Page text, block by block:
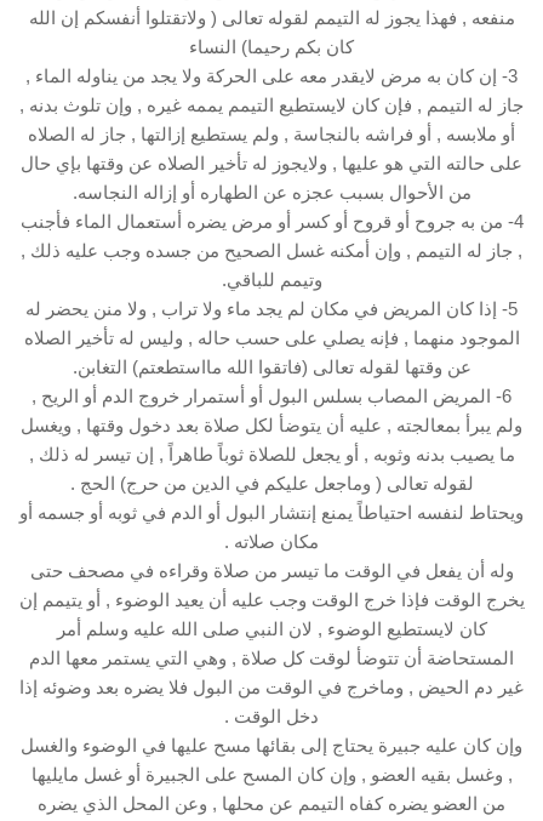
منفعه , فهذا يجوز له التيمم لقوله تعالى ( ولاتقتلوا أنفسكم إن الله
كان بكم رحيما) النساء
3- إن كان به مرض لايقدر معه على الحركة ولا يجد من يناوله الماء ,
جاز له التيمم , فإن كان لايستطيع التيمم يممه غيره , وإن تلوث بدنه ,
أو ملابسه , أو فراشه بالنجاسة , ولم يستطيع إزالتها , جاز له الصلاه
على حالته التي هو عليها , ولايجوز له تأخير الصلاه عن وقتها بإي حال
من الأحوال بسبب عجزه عن الطهاره أو إزاله النجاسه.
4- من به جروح أو قروح أو كسر أو مرض يضره أستعمال الماء فأجنب
, جاز له التيمم , وإن أمكنه غسل الصحيح من جسده وجب عليه ذلك ,
وتيمم للباقي.
5- إذا كان المريض في مكان لم يجد ماء ولا تراب , ولا منن يحضر له
الموجود منهما , فإنه يصلي على حسب حاله , وليس له تأخير الصلاه
عن وقتها لقوله تعالى (فاتقوا الله مااستطعتم) التغابن.
6- المريض المصاب بسلس البول أو أستمرار خروج الدم أو الريح ,
ولم يبرأ بمعالجته , عليه أن يتوضأ لكل صلاة بعد دخول وقتها , ويغسل
ما يصيب بدنه وثوبه , أو يجعل للصلاة ثوباً طاهراً , إن تيسر له ذلك ,
لقوله تعالى ( وماجعل عليكم في الدين من حرج) الحج .
ويحتاط لنفسه احتياطاً يمنع إنتشار البول أو الدم في ثوبه أو جسمه أو
مكان صلاته .
وله أن يفعل في الوقت ما تيسر من صلاة وقراءه في مصحف حتى
يخرج الوقت فإذا خرج الوقت وجب عليه أن يعيد الوضوء , أو يتيمم إن
كان لايستطيع الوضوء , لان النبي صلى الله عليه وسلم أمر
المستحاضة أن تتوضأ لوقت كل صلاة , وهي التي يستمر معها الدم
غير دم الحيض , وماخرج في الوقت من البول فلا يضره بعد وضوئه إذا
دخل الوقت .
وإن كان عليه جبيرة يحتاج إلى بقائها مسح عليها في الوضوء والغسل
, وغسل بقيه العضو , وإن كان المسح على الجبيرة أو غسل مايليها
من العضو يضره كفاه التيمم عن محلها , وعن المحل الذي يضره